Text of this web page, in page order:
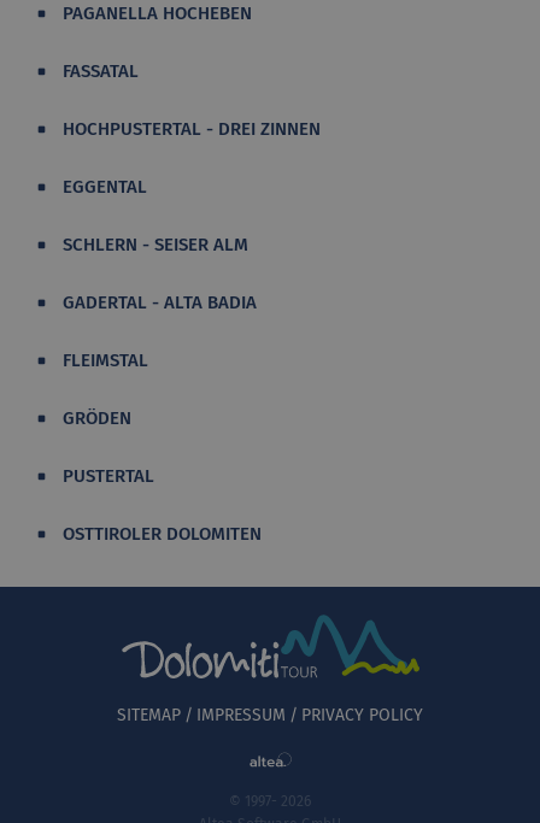
PAGANELLA HOCHEBEN
FASSATAL
HOCHPUSTERTAL - DREI ZINNEN
EGGENTAL
SCHLERN - SEISER ALM
GADERTAL - ALTA BADIA
FLEIMSTAL
GRÖDEN
PUSTERTAL
OSTTIROLER DOLOMITEN
SITEMAP IMPRESSUM PRIVACY POLICY
© 1997- 2026